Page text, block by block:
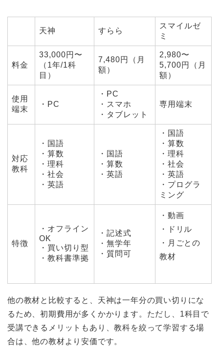
天神 すらら
スマイルゼ
ミ
料金
33,000円〜
（1年/1科
目）
7,480円（月
額）
2,980〜
5,700円（月
額）
使用
端末
・PC
・PC
・スマホ
・タブレット
専用端末
対応
教科
・国語
・算数
・理科
・社会
・英語
・国語
・算数
・英語
・国語
・算数
・理科
・社会
・英語
・プログラ
ミング
特徴
・オフライン
OK
・買い切り型
・教科書準拠
・記述式
・無学年
・質問可
・動画
・ドリル
・月ごとの
教材
他の教材と比較すると、天神は一年分の買い切りにな
るため、初期費用が多くかかります。ただし、1科目で
受講できるメリットもあり、教科を絞って学習する場
合は、他の教材より安価です。